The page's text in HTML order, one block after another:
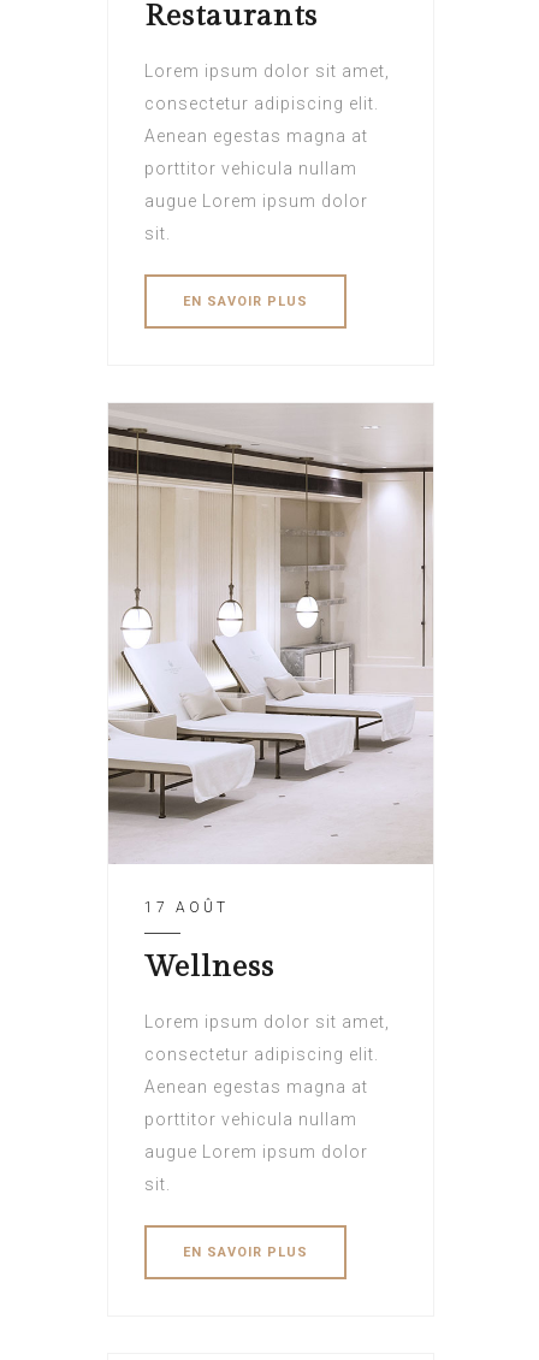
Restaurants
Lorem ipsum dolor sit amet,
consectetur adipiscing elit.
Aenean egestas magna at
porttitor vehicula nullam
augue Lorem ipsum dolor
sit.
EN SAVOIR PLUS
17 AOÛT
Wellness
Lorem ipsum dolor sit amet,
consectetur adipiscing elit.
Aenean egestas magna at
porttitor vehicula nullam
augue Lorem ipsum dolor
sit.
EN SAVOIR PLUS